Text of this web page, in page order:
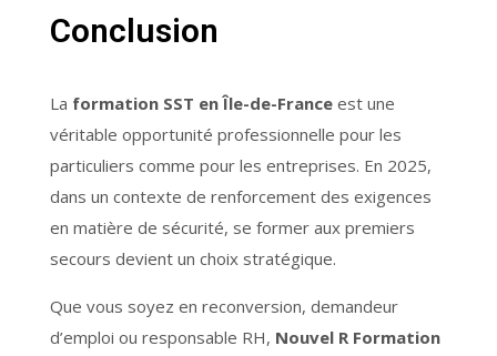
Conclusion
La formation SST en Île-de-France est une
véritable opportunité professionnelle pour les
particuliers comme pour les entreprises. En 2025,
dans un contexte de renforcement des exigences
en matière de sécurité, se former aux premiers
secours devient un choix stratégique.
Que vous soyez en reconversion, demandeur
d’emploi ou responsable RH, Nouvel R Formation